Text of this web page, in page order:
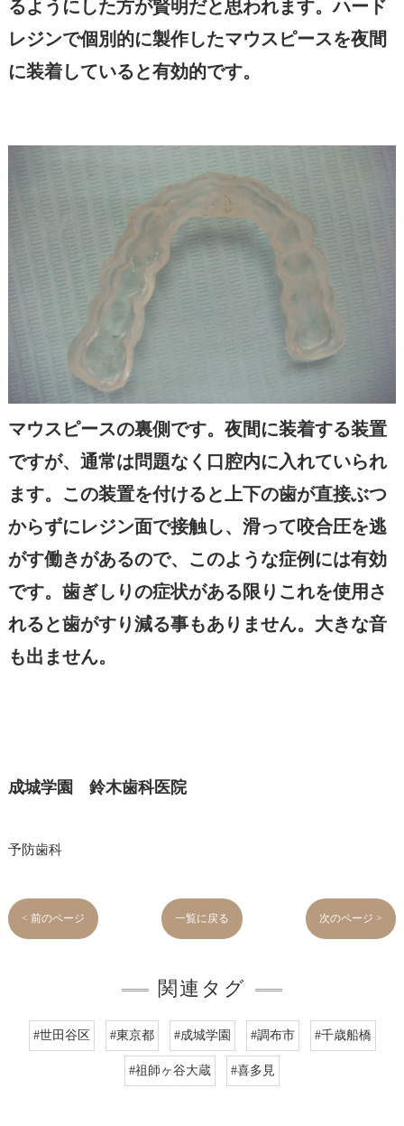
るようにした方が賢明だと思われます。ハード
レジンで個別的に製作したマウスピースを夜間
に装着していると有効的です。
マウスピースの裏側です。夜間に装着する装置
ですが、通常は問題なく口腔内に入れていられ
ます。この装置を付けると上下の歯が直接ぶつ
からずにレジン面で接触し、滑って咬合圧を逃
がす働きがあるので、このような症例には有効
です。歯ぎしりの症状がある限りこれを使用さ
れると歯がすり減る事もありません。大きな音
も出ません。
成城学園 鈴木歯科医院
予防歯科
< 前のページ 一覧に戻る 次のページ >
関連タグ
#世田谷区 #東京都 #成城学園 #調布市 #千歳船橋
#祖師ヶ谷大蔵 #喜多見